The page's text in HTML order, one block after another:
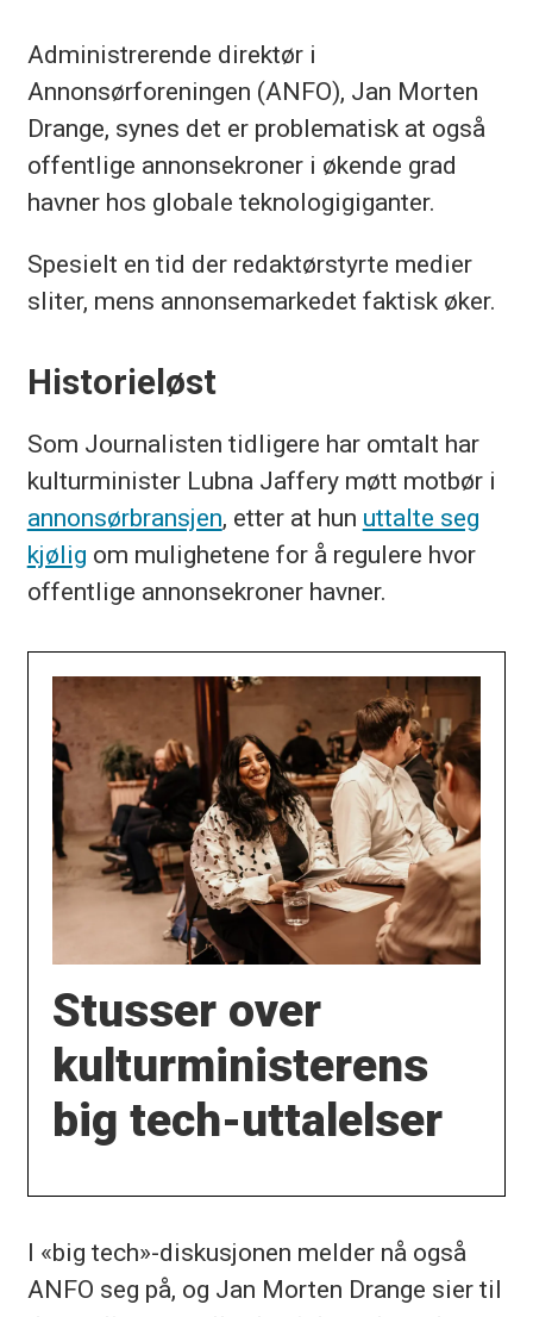
Administrerende direktør i
Annonsørforeningen (ANFO), Jan Morten
Drange, synes det er problematisk at også
offentlige annonsekroner i økende grad
havner hos globale teknologigiganter.
Spesielt en tid der redaktørstyrte medier
sliter, mens annonsemarkedet faktisk øker.
Historieløst
Som Journalisten tidligere har omtalt har
kulturminister Lubna Jaffery møtt motbør i
annonsørbransjen, etter at hun uttalte seg
kjølig om mulighetene for å regulere hvor
offentlige annonsekroner havner.
Stusser over
kulturministerens
big tech-uttalelser
I «big tech»-diskusjonen melder nå også
ANFO seg på, og Jan Morten Drange sier til